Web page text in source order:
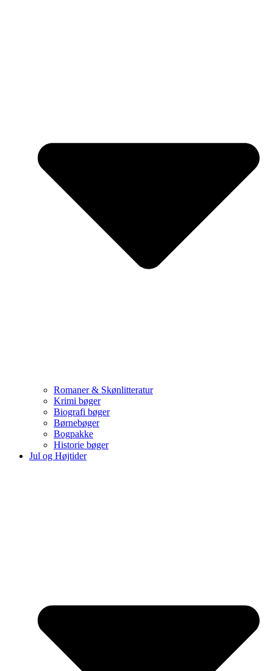
Romaner & Skønlitteratur
Krimi bøger
Biografi bøger
Børnebøger
Bogpakke
Historie bøger
Jul og Højtider